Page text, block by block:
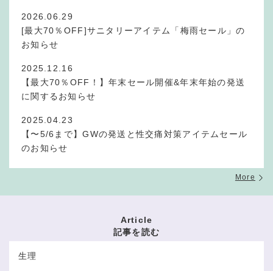
2026.06.29
[最大70％OFF]サニタリーアイテム「梅雨セール」の
お知らせ
2025.12.16
【最大70％OFF！】年末セール開催&年末年始の発送
に関するお知らせ
2025.04.23
【〜5/6まで】GWの発送と性交痛対策アイテムセール
のお知らせ
More
Article
記事を読む
生理